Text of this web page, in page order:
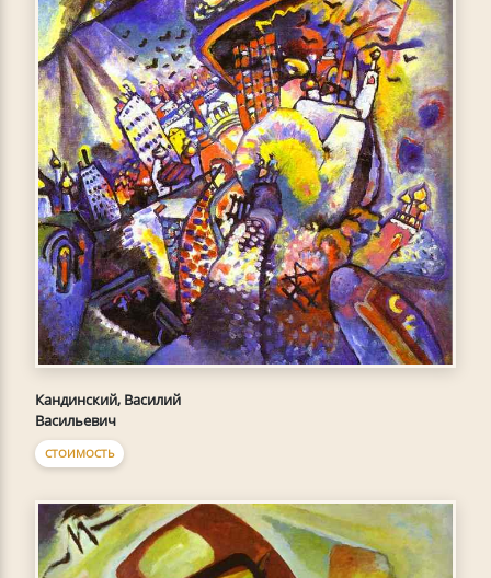
Кандинский, Василий
Васильевич
СТОИМОСТЬ